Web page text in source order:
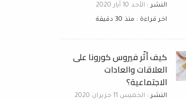
النشر : الأحد 10 آيار 2020
اخر قراءة : منذ 30 دقيقة
كيف أثّر فيروس كورونا على
العلاقات والعادات
الاجتماعية؟
النشر : الخميس 11 حزيران 2020